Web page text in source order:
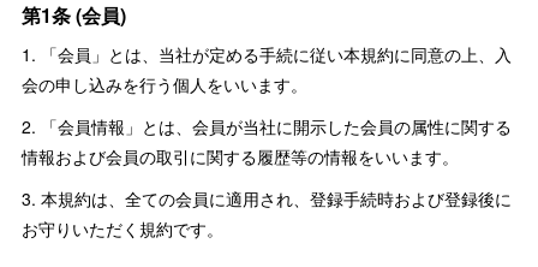
第1条 (会員)
1. 「会員」とは、当社が定める手続に従い本規約に同意の上、入
会の申し込みを行う個人をいいます。
2. 「会員情報」とは、会員が当社に開示した会員の属性に関する
情報および会員の取引に関する履歴等の情報をいいます。
3. 本規約は、全ての会員に適用され、登録手続時および登録後に
お守りいただく規約です。